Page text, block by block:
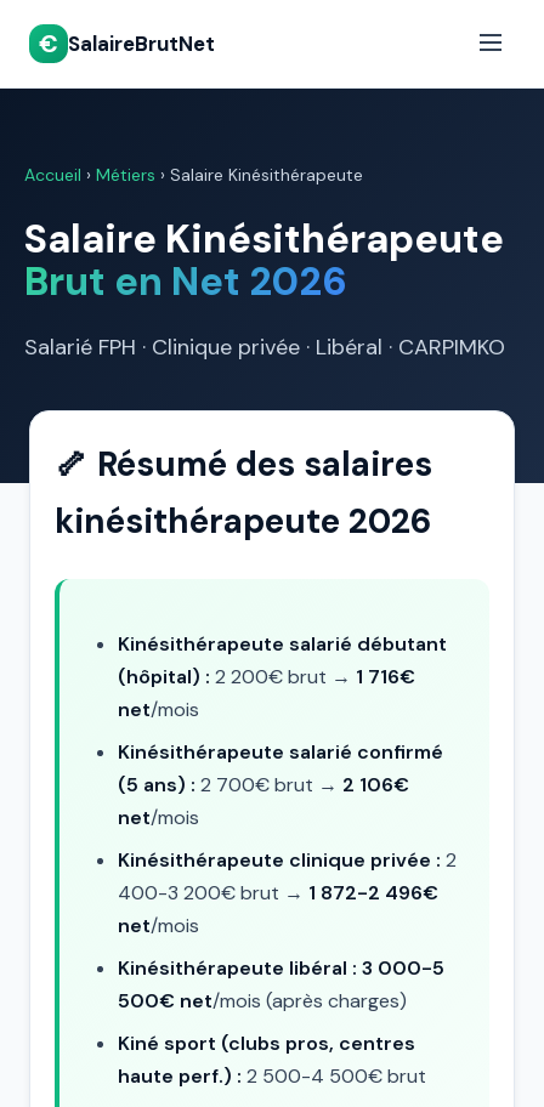
€ SalaireBrutNet
Accueil › Métiers › Salaire Kinésithérapeute
Salaire Kinésithérapeute
Brut en Net 2026
Salarié FPH · Clinique privée · Libéral · CARPIMKO
🦴 Résumé des salaires
kinésithérapeute 2026
Kinésithérapeute salarié débutant
(hôpital) : 2 200€ brut → 1 716€
net/mois
Kinésithérapeute salarié confirmé
(5 ans) : 2 700€ brut → 2 106€
net/mois
Kinésithérapeute clinique privée : 2
400-3 200€ brut → 1 872-2 496€
net/mois
Kinésithérapeute libéral : 3 000-5
500€ net/mois (après charges)
Kiné sport (clubs pros, centres
haute perf.) : 2 500-4 500€ brut